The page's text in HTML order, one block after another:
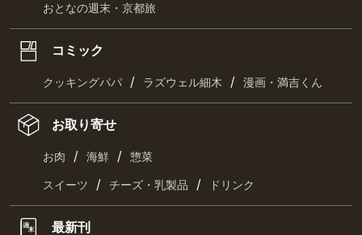
おとなの週末・京都旅
コミック
クッキングパパ / ラズウェル細木 / 漫画・満吉くん
お取り寄せ
お肉 / 海鮮 / 惣菜
スイーツ / チーズ・乳製品 / ドリンク
最新刊